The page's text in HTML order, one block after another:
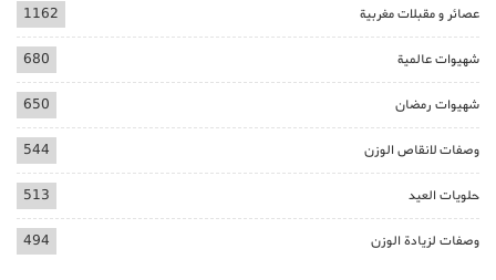
عصائر و مقبلات مغربية 1162
شهيوات عالمية 680
شهيوات رمضان 650
وصفات لانقاص الوزن 544
حلويات العيد 513
وصفات لزيادة الوزن 494